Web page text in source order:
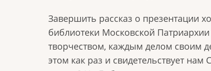
Завершить рассказ о презентации
библиотеки Московской
творчеством, каждым делом своим
этом как раз и свидетельствует